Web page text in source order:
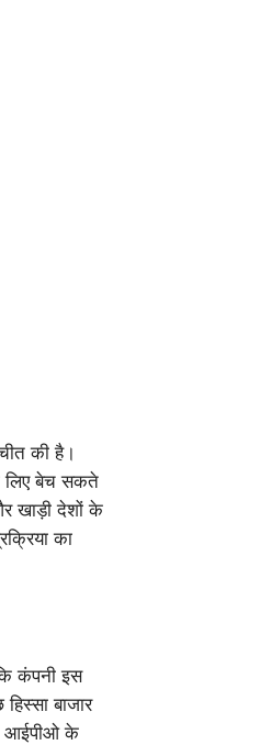
की है।
लिए बेच सकते
खाड़ी देशों के
का
कंपनी इस
बाजार
आईपीओ के